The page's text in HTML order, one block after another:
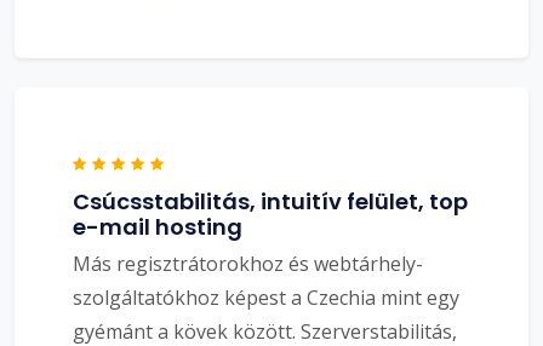
Csúcsstabilitás, intuitív felület, top
e-mail hosting
Más regisztrátorokhoz és webtárhely-
szolgáltatókhoz képest a Czechia mint egy
gyémánt a kövek között. Szerverstabilitás,